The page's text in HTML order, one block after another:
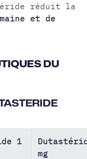
réduit la
et de
DU
1
mg